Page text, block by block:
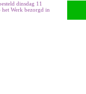
dinsdag 11
Werk bezorgd in